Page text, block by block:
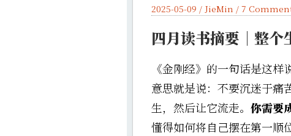
2025-05-09 / JieMin / 7
四月读书摘要｜整
《金刚经》的一句话是这
意思就是说：不要沉迷于痛
生，然后让它流走。 你需要
懂得如何将自己摆在第一顺